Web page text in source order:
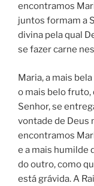
encontramos
juntos formam a
divina pela qual
se fazer carne
Maria, a mais
o mais belo fruto,
Senhor, se
vontade de Deus
encontramos
e a mais humilde
do outro, como
está grávida. A